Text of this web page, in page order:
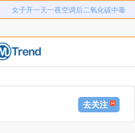
女子开一天一夜空调后二氧化碳中毒
女子用漏洞0元买了3千台电器
去关注